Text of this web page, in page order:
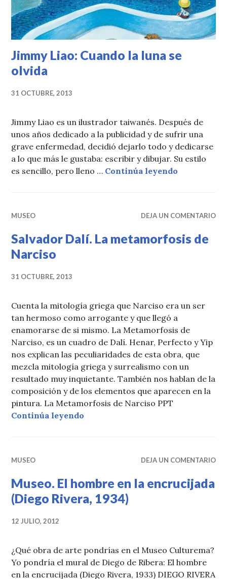
Jimmy Liao: Cuando la luna se
olvida
31 OCTUBRE, 2013
Jimmy Liao es un ilustrador taiwanés. Después de
unos años dedicado a la publicidad y de sufrir una
grave enfermedad, decidió dejarlo todo y dedicarse
a lo que más le gustaba: escribir y dibujar. Su estilo
es sencillo, pero lleno … Continúa leyendo
MUSEO DEJA UN COMENTARIO
Salvador Dalí. La metamorfosis de
Narciso
31 OCTUBRE, 2013
Cuenta la mitología griega que Narciso era un ser
tan hermoso como arrogante y que llegó a
enamorarse de si mismo. La Metamorfosis de
Narciso, es un cuadro de Dalí. Henar, Perfecto y Yip
nos explican las peculiaridades de esta obra, que
mezcla mitología griega y surrealismo con un
resultado muy inquietante. También nos hablan de la
composición y de los elementos que aparecen en la
pintura. La Metamorfosis de Narciso PPT
Continúa leyendo
MUSEO DEJA UN COMENTARIO
Museo. El hombre en la encrucijada
(Diego Rivera, 1934)
12 JULIO, 2012
¿Qué obra de arte pondrías en el Museo Culturema?
Yo pondría el mural de Diego de Ribera: El hombre
en la encrucijada (Diego Rivera, 1933) DIEGO RIVERA